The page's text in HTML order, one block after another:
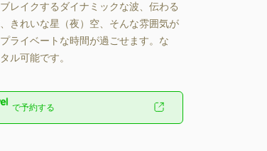
レイクするダイナミックな波、伝わる
きれいな星（夜）空、そんな雰囲気が
ライベートな時間が過ごせます。な
ル可能です。
で予約する